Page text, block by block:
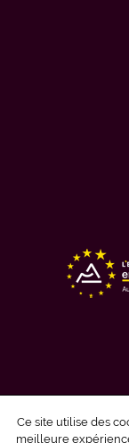
Ce site utilise des
meilleure